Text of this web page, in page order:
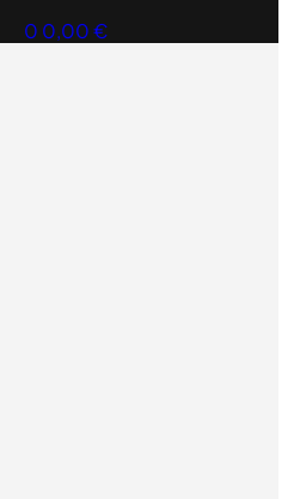
0 0,00€